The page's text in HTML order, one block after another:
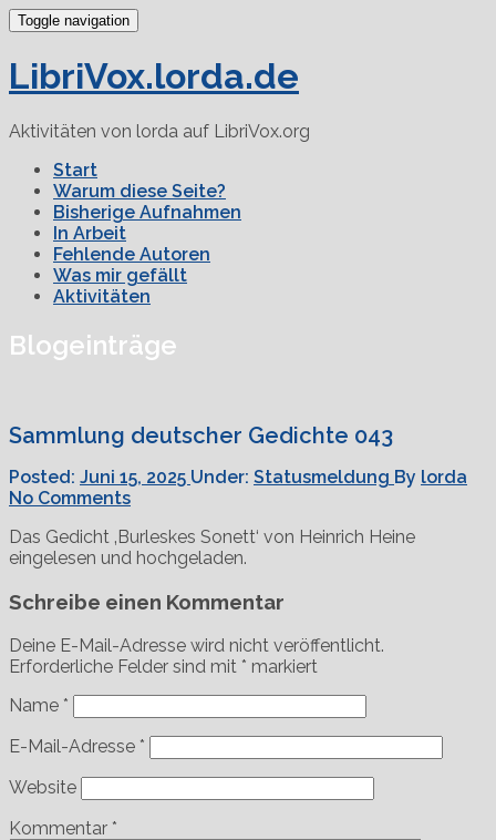
Toggle navigation
LibriVox.lorda.de
Aktivitäten von lorda auf LibriVox.org
Start
Warum diese Seite?
Bisherige Aufnahmen
In Arbeit
Fehlende Autoren
Was mir gefällt
Aktivitäten
Blogeinträge
Sammlung deutscher Gedichte 043
Posted: Juni 15, 2025 Under: Statusmeldung By lorda
No Comments
Das Gedicht ‚Burleskes Sonett‘ von Heinrich Heine
eingelesen und hochgeladen.
Schreibe einen Kommentar
Deine E-Mail-Adresse wird nicht veröffentlicht.
Erforderliche Felder sind mit * markiert
Name *
E-Mail-Adresse *
Website
Kommentar *